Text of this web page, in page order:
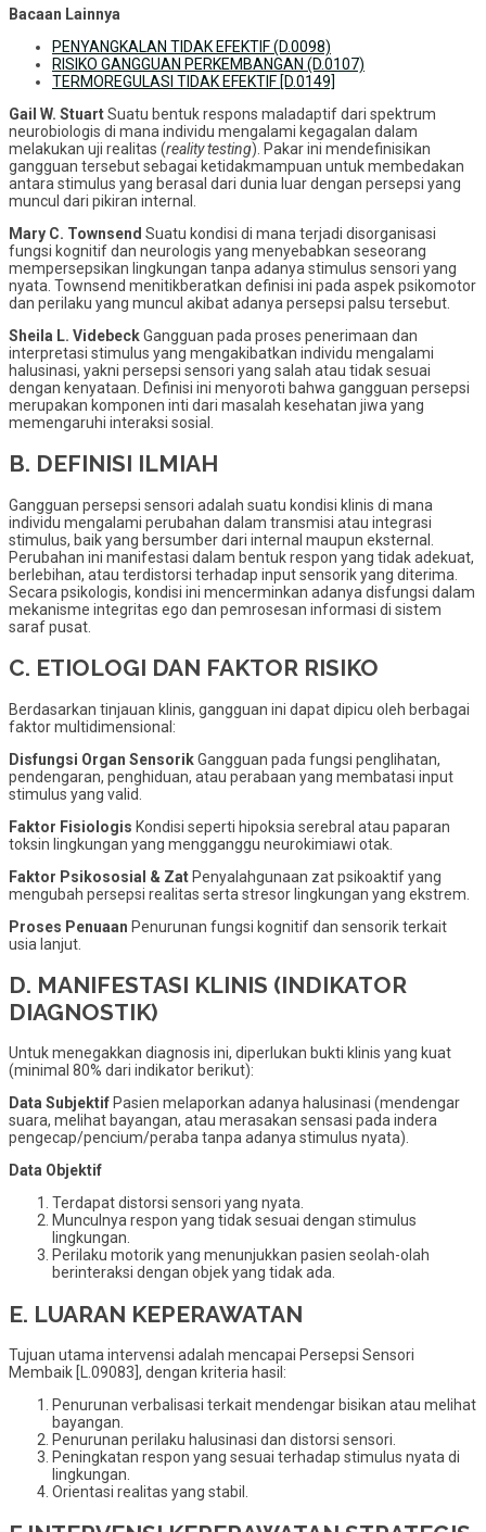
Bacaan Lainnya
PENYANGKALAN TIDAK EFEKTIF (D.0098)
RISIKO GANGGUAN PERKEMBANGAN (D.0107)
TERMOREGULASI TIDAK EFEKTIF [D.0149]
Gail W. StuartSuatu bentuk respons maladaptif dari spektrum
neurobiologis di mana individu mengalami kegagalan dalam
melakukan uji realitas (reality testing). Pakar ini mendefinisikan
gangguan tersebut sebagai ketidakmampuan untuk membedakan
antara stimulus yang berasal dari dunia luar dengan persepsi yang
muncul dari pikiran internal.
Mary C. Townsend Suatu kondisi di mana terjadi disorganisasi
fungsi kognitif dan neurologis yang menyebabkan seseorang
mempersepsikan lingkungan tanpa adanya stimulus sensori yang
nyata. Townsend menitikberatkan definisi ini pada aspek psikomotor
dan perilaku yang muncul akibat adanya persepsi palsu tersebut.
Sheila L. VidebeckGangguan pada proses penerimaan dan
interpretasi stimulus yang mengakibatkan individu mengalami
halusinasi, yakni persepsi sensori yang salah atau tidak sesuai
dengan kenyataan. Definisi ini menyoroti bahwa gangguan persepsi
merupakan komponen inti dari masalah kesehatan jiwa yang
memengaruhi interaksi sosial.
B. DEFINISI ILMIAH
Gangguan persepsi sensori adalah suatu kondisi klinis di mana
individu mengalami perubahan dalam transmisi atau integrasi
stimulus, baik yang bersumber dari internal maupun eksternal.
Perubahan ini manifestasi dalam bentuk respon yang tidak adekuat,
berlebihan, atau terdistorsi terhadap input sensorik yang diterima.
Secara psikologis, kondisi ini mencerminkan adanya disfungsi dalam
mekanisme integritas ego dan pemrosesan informasi di sistem
saraf pusat.
C. ETIOLOGI DAN FAKTOR RISIKO
Berdasarkan tinjauan klinis, gangguan ini dapat dipicu oleh berbagai
faktor multidimensional:
Disfungsi Organ SensorikGangguan pada fungsi penglihatan,
pendengaran, penghiduan, atau perabaan yang membatasi input
stimulus yang valid.
Faktor Fisiologis Kondisi seperti hipoksia serebral atau paparan
toksin lingkungan yang mengganggu neurokimiawi otak.
Faktor Psikososial & Zat Penyalahgunaan zat psikoaktif yang
mengubah persepsi realitas serta stresor lingkungan yang ekstrem.
Proses Penuaan Penurunan fungsi kognitif dan sensorik terkait
usia lanjut.
D. MANIFESTASI KLINIS (INDIKATOR
DIAGNOSTIK)
Untuk menegakkan diagnosis ini, diperlukan bukti klinis yang kuat
(minimal 80% dari indikator berikut):
Data Subjektif Pasien melaporkan adanya halusinasi (mendengar
suara, melihat bayangan, atau merasakan sensasi pada indera
pengecap/pencium/peraba tanpa adanya stimulus nyata).
Data Objektif
Terdapat distorsi sensori yang nyata.
Munculnya respon yang tidak sesuai dengan stimulus
lingkungan.
Perilaku motorik yang menunjukkan pasien seolah-olah
berinteraksi dengan objek yang tidak ada.
E. LUARAN KEPERAWATAN
Tujuan utama intervensi adalah mencapai Persepsi Sensori
Membaik [L.09083], dengan kriteria hasil:
Penurunan verbalisasi terkait mendengar bisikan atau melihat
bayangan.
Penurunan perilaku halusinasi dan distorsi sensori.
Peningkatan respon yang sesuai terhadap stimulus nyata di
lingkungan.
Orientasi realitas yang stabil.